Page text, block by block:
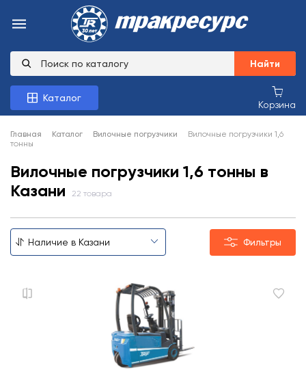
Найти
Каталог
Корзина
Главная Каталог Вилочные погрузчики
Вилочные погрузчики 1,6
тонны
Вилочные погрузчики 1,6 тонны в
Казани
22 товара
Фильтры